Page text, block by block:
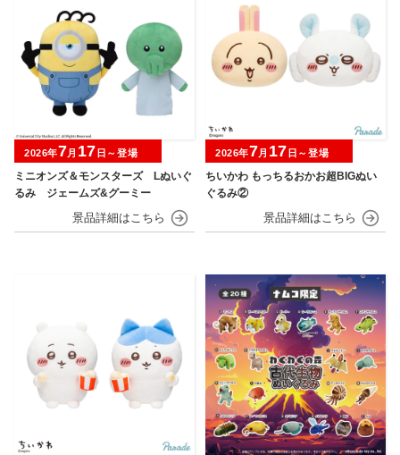
ミニオンズ＆モンスターズ Lぬいぐ
るみ ジェームズ&グーミー
2026年7月 17 日～登場
ちいかわ もっちるおかお超BIGぬい
ぐるみ②
2026年7月 17 日～登場